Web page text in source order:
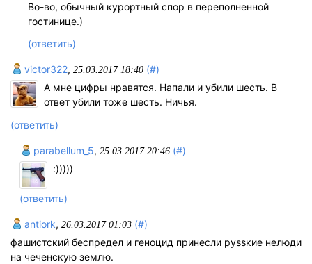
Во-во, обычный курортный спор в переполненной
гостинице.)
(ответить)
victor322, 25.03.2017 18:40 (#)
А мне цифры нравятся. Напали и убили шесть. В
ответ убили тоже шесть. Ничья.
(ответить)
parabellum_5, 25.03.2017 20:46 (#)
:)))))
(ответить)
antiork, 26.03.2017 01:03 (#)
фашистский беспредел и геноцид принесли руssкие нелюди
на чеченскую землю.